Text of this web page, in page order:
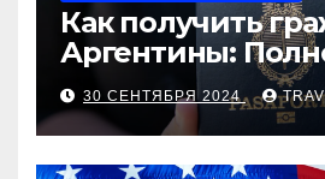
Как получить
Аргентины:
руководство
30 СЕНТЯБРЯ 2024